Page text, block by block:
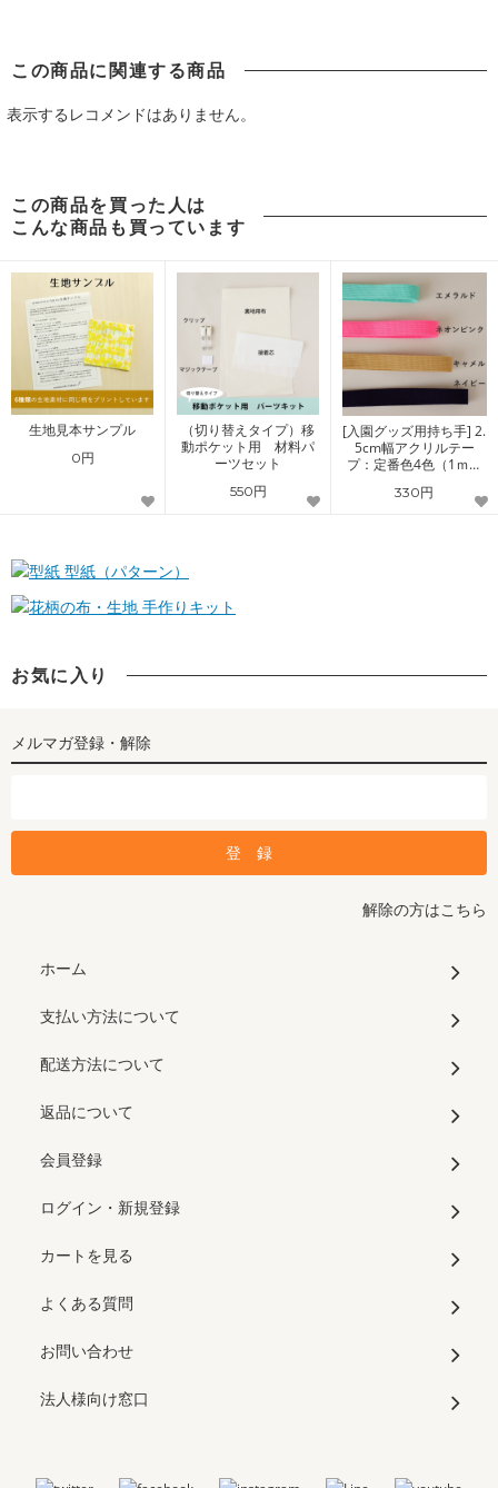
この商品に関連する商品
表示するレコメンドはありません。
この商品を買った人は
こんな商品も買っています
生地見本サンプル
0円
（切り替えタイプ）移
動ポケット用 材料パ
ーツセット
550円
[入園グッズ用持ち手] 2.
5cm幅アクリルテー
プ：定番色4色（1ｍ単
330円
型紙（パターン）
手作りキット
お気に入り
メルマガ登録・解除
解除の方はこちら
ホーム
支払い方法について
配送方法について
返品について
会員登録
ログイン・新規登録
カートを見る
よくある質問
お問い合わせ
法人様向け窓口